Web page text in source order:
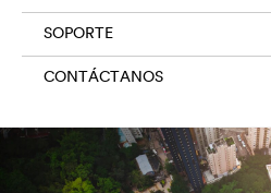
SOPORTE
CONTÁCTANOS